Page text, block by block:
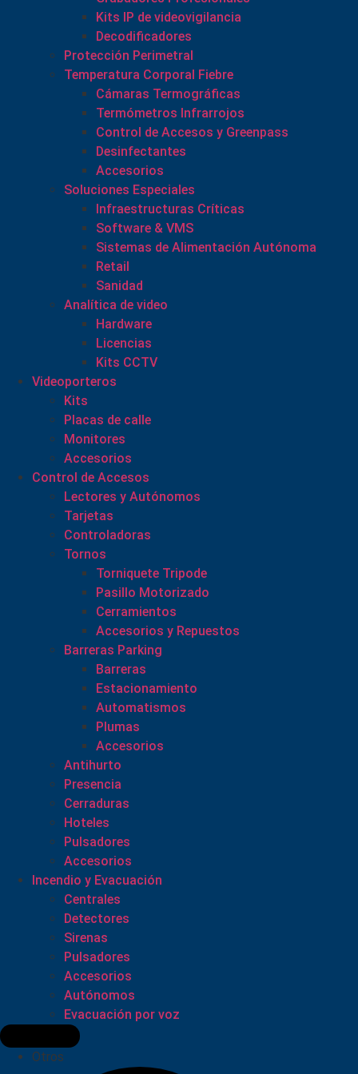
Kits IP de videovigilancia
Decodificadores
Protección Perimetral
Temperatura Corporal Fiebre
Cámaras Termográficas
Termómetros Infrarrojos
Control de Accesos y Greenpass
Desinfectantes
Accesorios
Soluciones Especiales
Infraestructuras Críticas
Software & VMS
Sistemas de Alimentación Autónoma
Retail
Sanidad
Analítica de video
Hardware
Licencias
Kits CCTV
Videoporteros
Kits
Placas de calle
Monitores
Accesorios
Control de Accesos
Lectores y Autónomos
Tarjetas
Controladoras
Tornos
Torniquete Tripode
Pasillo Motorizado
Cerramientos
Accesorios y Repuestos
Barreras Parking
Barreras
Estacionamiento
Automatismos
Plumas
Accesorios
Antihurto
Presencia
Cerraduras
Hoteles
Pulsadores
Accesorios
Incendio y Evacuación
Centrales
Detectores
Sirenas
Pulsadores
Accesorios
Autónomos
Evacuación por voz
Otros